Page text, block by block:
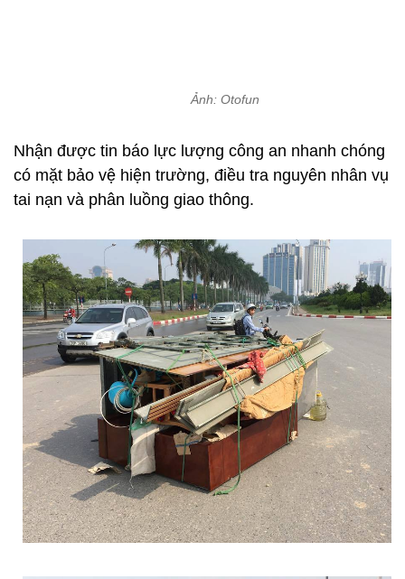
tai nạn và phân luồng giao thông.